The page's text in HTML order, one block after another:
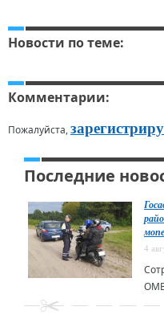
Новости по теме:
Комментарии:
Пожалуйста,
Последние
4